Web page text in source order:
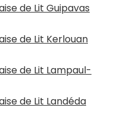
de Lit Guipavas
de Lit Kerlouan
de Lit Lampaul-
de Lit Landéda